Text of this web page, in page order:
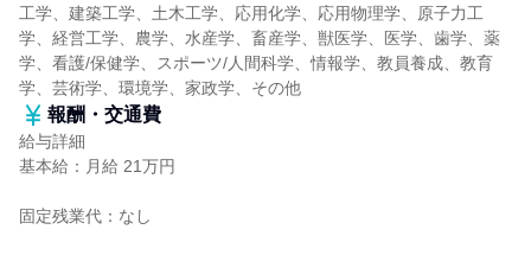
工学、建築工学、土木工学、応用化学、応用物理学、原子力工
学、経営工学、農学、水産学、畜産学、獣医学、医学、歯学、薬
学、看護/保健学、スポーツ/人間科学、情報学、教員養成、教育
学、芸術学、環境学、家政学、その他
報酬・交通費
給与詳細
基本給：月給 21万円
固定残業代：なし